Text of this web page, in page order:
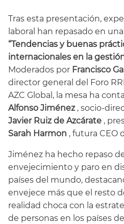
Tras esta presentación,
laboral han repasado en
“Tendencias y buenas
internacionales en la
Moderados por Francisco
director general del Foro
AZC Global, la mesa ha
Alfonso Jiménez , socio-
Javier Ruiz de Azcárate ,
Sarah Harmon , futura CEO
Jiménez ha hecho repaso
envejecimiento y paro en
países del mundo,
envejece más que el resto
realidad choca con la
de personas en los países